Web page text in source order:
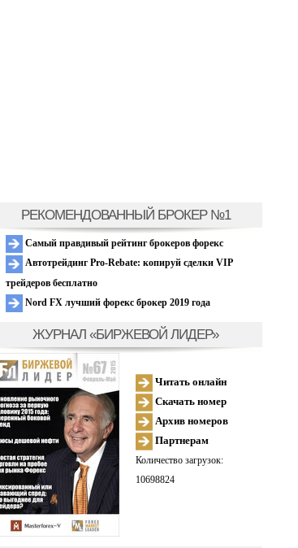
РЕКОМЕНДОВАННЫЙ БРОКЕР №1
Самый правдивый рейтинг брокеров форекс
Автотрейдинг Pro-Rebate: копируй сделки VIP
трейдеров бесплатно
Nord FX лучший форекс брокер 2019 года
ЖУРНАЛ «БИРЖЕВОЙ ЛИДЕР»
Читать онлайн
Скачать номер
Архив номеров
Партнерам
Количество загрузок:
10698824